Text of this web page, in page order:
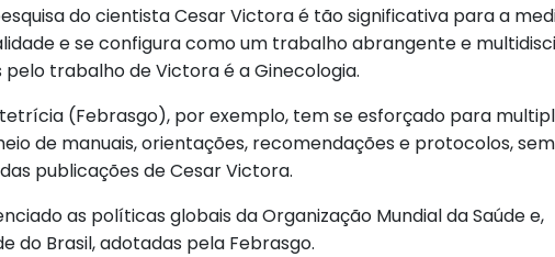
do cientista Cesar Victora é tão significativa para a
e se configura como um trabalho abrangente e
trabalho de Victora é a Ginecologia.
(Febrasgo), por exemplo, tem se esforçado para
de manuais, orientações, recomendações e protocolos,
publicações de Cesar Victora.
as políticas globais da Organização Mundial da Saúde e,
do Brasil, adotadas pela Febrasgo.